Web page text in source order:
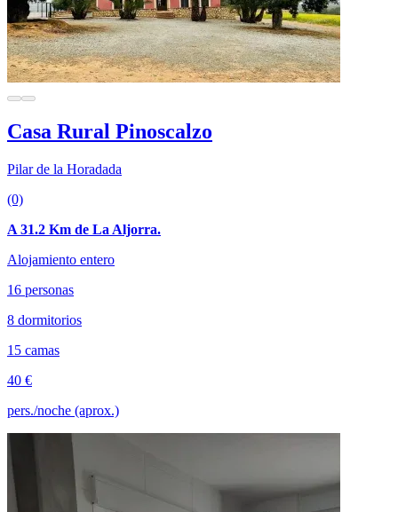
Casa Rural Pinoscalzo
Pilar de la Horadada
(0)
A 31.2 Km de La Aljorra.
Alojamiento entero
16 personas
8 dormitorios
15 camas
40 €
pers./noche (aprox.)